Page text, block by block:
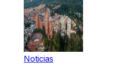
Noticias